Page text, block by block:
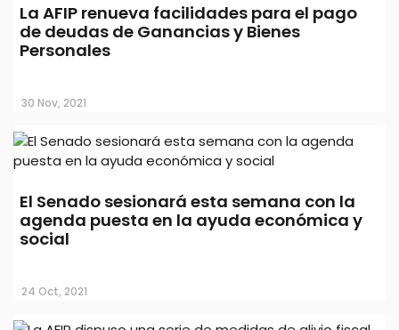
La AFIP renueva facilidades para el pago
de deudas de Ganancias y Bienes
Personales
30 Nov, 2021
El Senado sesionará esta semana con la
agenda puesta en la ayuda económica y
social
24 Oct, 2021